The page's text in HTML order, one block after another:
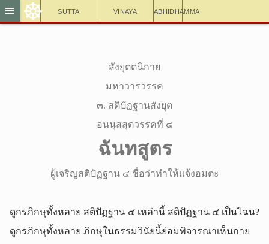
Sutta Vinaya Abhidhamma
≡ ☸
สังยุตตนิกาย
มหาวารวรรค
๓. สติปัฏฐานสังยุต
อนนุสสุตวรรคที่ ๔
ฉันทสูตร
ผู้เจริญสติปัฏฐาน ๔ ชื่อว่าทำให้แจ้งอมตะ
ดูกรภิกษุทั้งหลาย สติปัฏฐาน ๔ เหล่านี้ สติปัฏฐาน ๔ เป็นไฉน?
ดูกรภิกษุทั้งหลาย ภิกษุในธรรมวินัยนี้ย่อมพิจารณาเห็นกาย